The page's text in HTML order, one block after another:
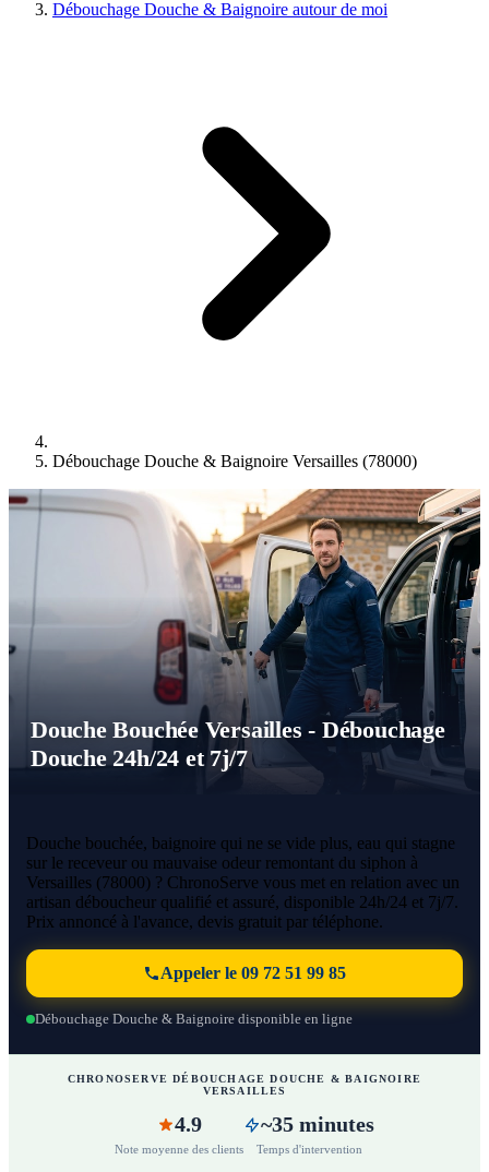
Débouchage Douche & Baignoire autour de moi
Débouchage Douche & Baignoire Versailles (78000)
Douche Bouchée Versailles - Débouchage
Douche 24h/24 et 7j/7
Douche bouchée, baignoire qui ne se vide plus, eau qui stagne
sur le receveur ou mauvaise odeur remontant du siphon à
Versailles (78000) ? ChronoServe vous met en relation avec un
artisan déboucheur qualifié et assuré, disponible 24h/24 et 7j/7.
Prix annoncé à l'avance, devis gratuit par téléphone.
Appeler le 09 72 51 99 85
Débouchage Douche & Baignoire disponible en ligne
CHRONOSERVE DÉBOUCHAGE DOUCHE & BAIGNOIRE
VERSAILLES
4.9
Note moyenne des clients
~35 minutes
Temps d'intervention